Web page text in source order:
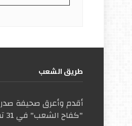
طریق الشعب
أقدم وأعرق صحيفة
"كفاح الشعب" في 31 تموز/يوليو 1935.